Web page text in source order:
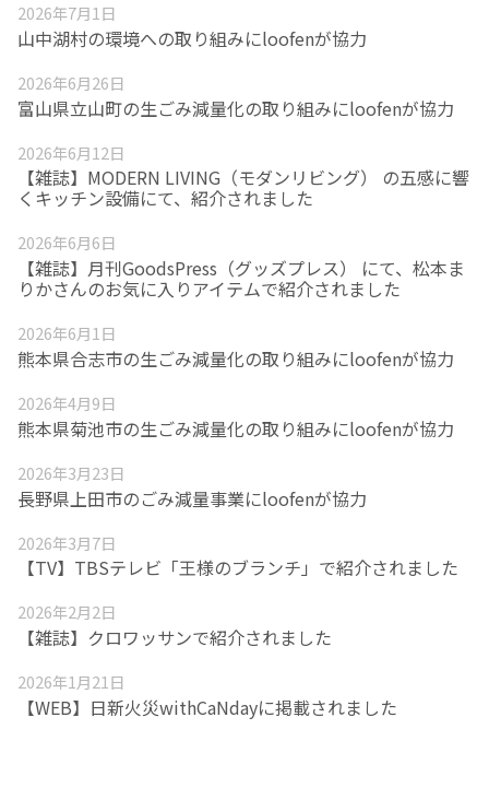
2026年7月1日
山中湖村の環境への取り組みにloofenが協力
2026年6月26日
富山県立山町の生ごみ減量化の取り組みにloofenが協力
2026年6月12日
【雑誌】MODERN LIVING（モダンリビング） の五感に響
くキッチン設備にて、紹介されました
2026年6月6日
【雑誌】月刊GoodsPress（グッズプレス） にて、松本ま
りかさんのお気に入りアイテムで紹介されました
2026年6月1日
熊本県合志市の生ごみ減量化の取り組みにloofenが協力
2026年4月9日
熊本県菊池市の生ごみ減量化の取り組みにloofenが協力
2026年3月23日
長野県上田市のごみ減量事業にloofenが協力
2026年3月7日
【TV】TBSテレビ「王様のブランチ」で紹介されました
2026年2月2日
【雑誌】クロワッサンで紹介されました
2026年1月21日
【WEB】日新火災withCaNdayに掲載されました